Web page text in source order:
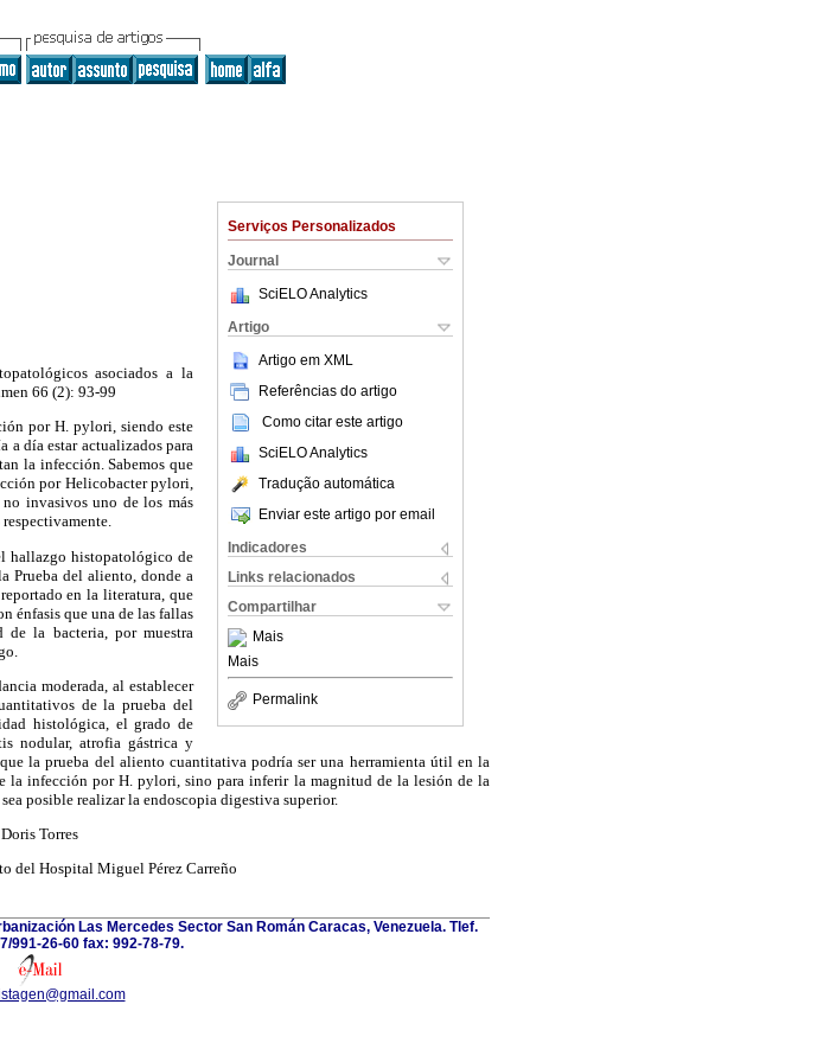
Serviços Personalizados
Journal
SciELO Analytics
Artigo
Artigo em XML
Referências do artigo
Como citar este artigo
SciELO Analytics
Tradução automática
Enviar este artigo por email
Indicadores
Links relacionados
Compartilhar
Mais
Mais
Permalink
asociados a la
66 (2): 93-99
por H. pylori, siendo este
a día estar actualizados para
la infección. Sabemos que
por Helicobacter pylori,
invasivos uno de los más
hallazgo histopatológico de
Prueba del aliento, donde a
en la literatura, que
énfasis que una de las fallas
de la bacteria, por muestra
moderada, al establecer
de la prueba del
histológica, el grado de
nodular, atrofia gástrica y
la prueba del aliento cuantitativa podría ser una herramienta útil en la
la infección por H. pylori, sino para inferir la magnitud de la lesión de la
posible realizar la endoscopia digestiva superior.
Doris Torres
del Hospital Miguel Pérez Carreño
Las Mercedes Sector San Román Caracas, Venezuela. Tlef.
991-26-60 fax: 992-78-79.